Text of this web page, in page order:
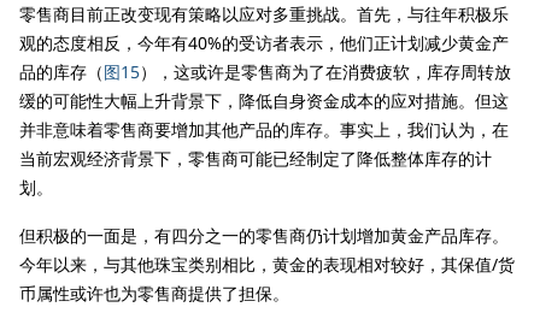
零售商目前正改变现有策略以应对多重挑战。首先，与往年积极乐
观的态度相反，今年有40%的受访者表示，他们正计划减少黄金产
品的库存（图15），这或许是零售商为了在消费疲软，库存周转放
缓的可能性大幅上升背景下，降低自身资金成本的应对措施。但这
并非意味着零售商要增加其他产品的库存。事实上，我们认为，在
当前宏观经济背景下，零售商可能已经制定了降低整体库存的计
划。
但积极的一面是，有四分之一的零售商仍计划增加黄金产品库存。
今年以来，与其他珠宝类别相比，黄金的表现相对较好，其保值/货
币属性或许也为零售商提供了担保。